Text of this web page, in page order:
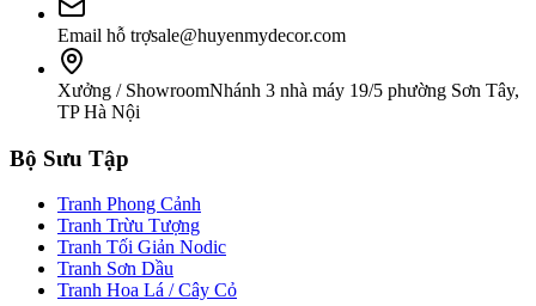
Email hỗ trợsale@huyenmydecor.com
Xưởng / ShowroomNhánh 3 nhà máy 19/5 phường Sơn Tây,
TP Hà Nội
Bộ Sưu Tập
Tranh Phong Cảnh
Tranh Trừu Tượng
Tranh Tối Giản Nodic
Tranh Sơn Dầu
Tranh Hoa Lá / Cây Cỏ